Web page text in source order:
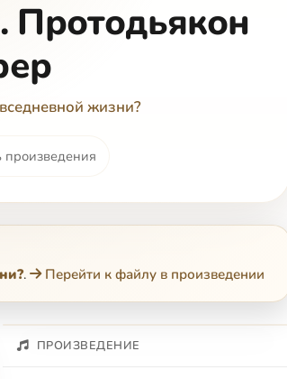
Протодьякон
жизни?
произведения
. Перейти к файлу в произведении
ПРОИЗВЕДЕНИЕ